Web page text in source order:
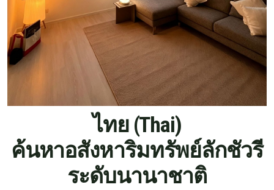
ไทย (Thai)
ค้นหาอสังหาริมทรัพย์ลักชัวรี
ระดับนานาชาติ
Chinese Simplified
Chinese Traditional